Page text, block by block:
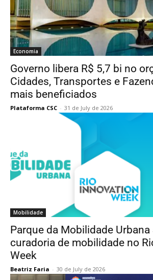
Economia
Governo libera R$ 5,7 bi no
Cidades, Transportes e
mais beneficiados
Plataforma CSC - 31 de July de 2026
Mobilidade
Parque da Mobilidade
curadoria de mobilidade no
Week
Beatriz Faria - 30 de July de 2026